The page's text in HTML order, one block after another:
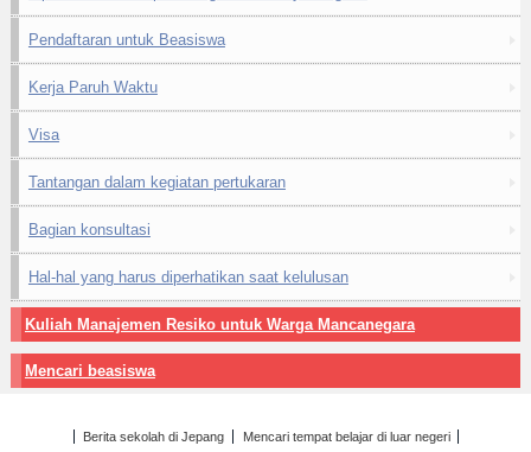
Pendaftaran untuk Beasiswa
Kerja Paruh Waktu
Visa
Tantangan dalam kegiatan pertukaran
Bagian konsultasi
Hal-hal yang harus diperhatikan saat kelulusan
Kuliah Manajemen Resiko untuk Warga Mancanegara
Mencari beasiswa
Berita sekolah di Jepang
Mencari tempat belajar di luar negeri